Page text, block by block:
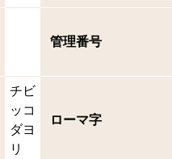
管理番号
チビ
ッコ
ダヨ
リ
ローマ字